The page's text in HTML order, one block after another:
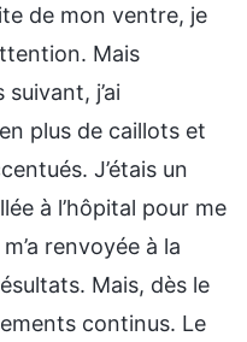
de mon ventre, je
Mais
j’ai
plus de caillots et
J’étais un
à l’hôpital pour me
renvoyée à la
Mais, dès le
continus. Le